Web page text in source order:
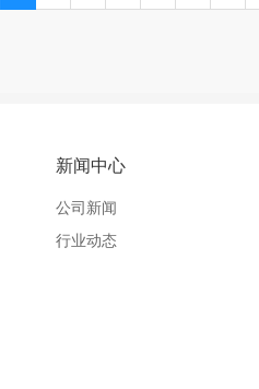
新闻中心
公司新闻
行业动态